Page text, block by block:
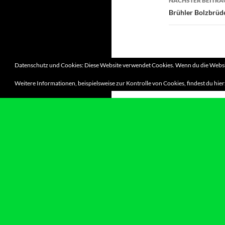
Brühler
Datenschutz und Cookies: Diese Website verwendet Cookies. Wenn du die
Weitere Informationen, beispielsweise zur Kontrolle von Cookies, findest du